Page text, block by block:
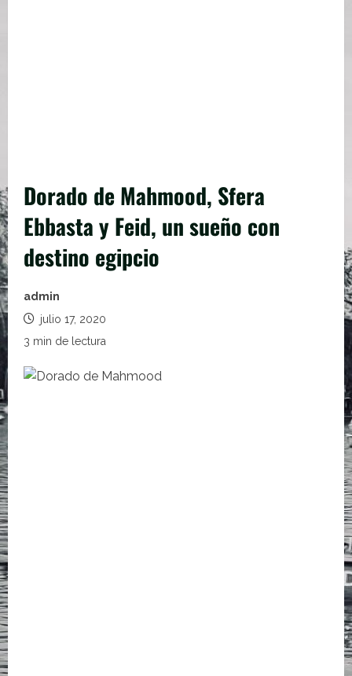
Dorado de Mahmood, Sfera
Ebbasta y Feid, un sueño con
destino egipcio
admin
julio 17, 2020
3 min de lectura